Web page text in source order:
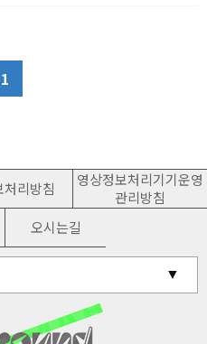
1
리방침
영상정보처리기기운영
관리방침
오시는길